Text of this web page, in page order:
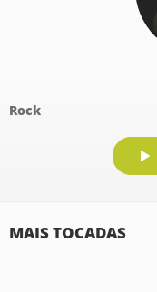
Rock
MAIS TOCADAS